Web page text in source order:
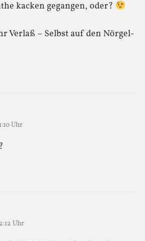
kacken gegangen, oder?
Verlaß – Selbst auf den Nörgel-
Uhr
Uhr